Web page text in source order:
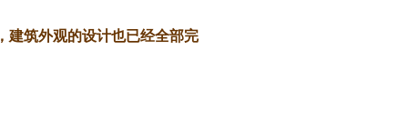
建筑外观的设计也已经全部完